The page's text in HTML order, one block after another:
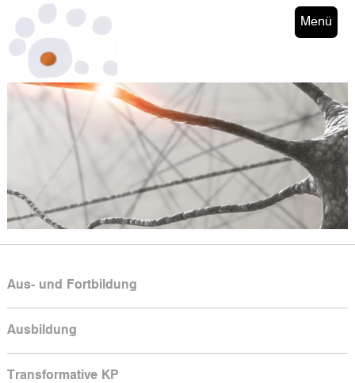
Menü
Aus- und Fortbildung
Ausbildung
Transformative KP